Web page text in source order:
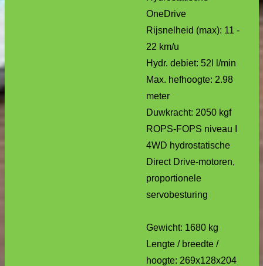
OneDrive
Rijsnelheid (max): 11 -
22 km/u
Hydr. debiet: 52l l/min
Max. hefhoogte: 2.98
meter
Duwkracht: 2050 kgf
ROPS-FOPS niveau I
4WD hydrostatische
Direct Drive-motoren,
proportionele
servobesturing
Gewicht: 1680 kg
Lengte / breedte /
hoogte: 269x128x204